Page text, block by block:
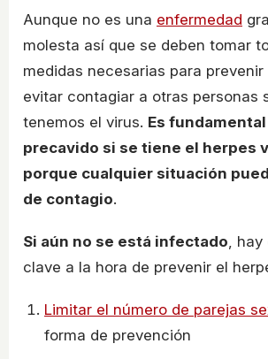
Aunque no es una enfermedad
molesta así que se deben tomar
medidas necesarias para
evitar contagiar a otras personas
tenemos el virus. Es
precavido si se tiene el herpes
porque cualquier situación
de contagio.
Si aún no se está infectado, hay
clave a la hora de prevenir el
Limitar el número de parejas
forma de prevención